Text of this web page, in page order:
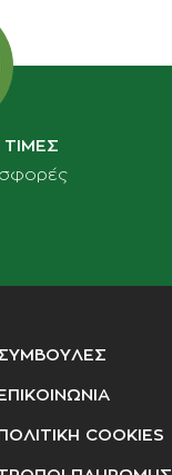
ΕΠΙΚΟΙΝΩΝΙΑ
ΠΟΛΙΤΙΚΗ COOKIES